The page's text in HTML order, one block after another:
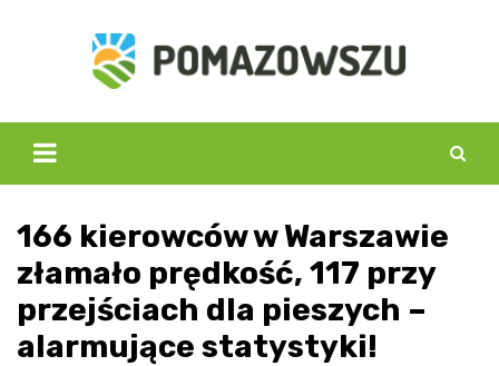
166 kierowców w Warszawie
złamało prędkość, 117 przy
przejściach dla pieszych –
alarmujące statystyki!